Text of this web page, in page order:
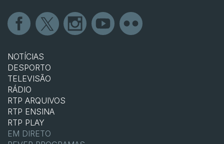
NOTÍCIAS
DESPORTO
TELEVISÃO
RÁDIO
RTP ARQUIVOS
RTP ENSINA
RTP PLAY
EM DIRETO